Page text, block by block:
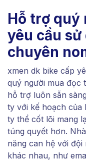
Hỗ trợ quý
yêu cầu
chuyên
xmen dk bike cấp
quý người mua đọc
hỗ trợ luôn sẵn
ty với kế hoạch của
ty thể cốt lõi mang
túng quyết hơn.
năng can hệ với
khác nhau, như